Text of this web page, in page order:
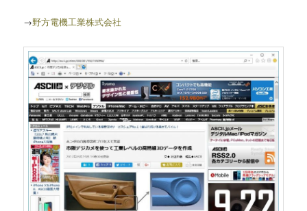
→野方電機工業株式会社